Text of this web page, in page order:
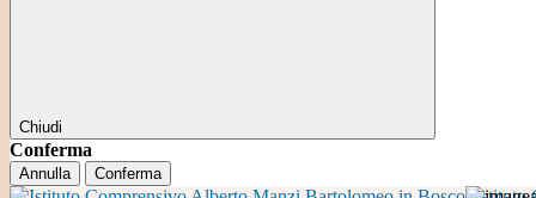
Chiudi
Conferma
Annulla Conferma